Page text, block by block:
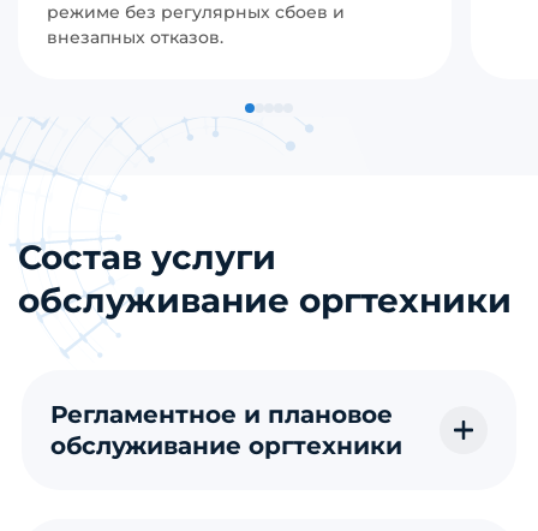
режиме без регулярных сбоев и
внезапных отказов.
Состав услуги
обслуживание оргтехники
Регламентное и плановое
обслуживание оргтехники